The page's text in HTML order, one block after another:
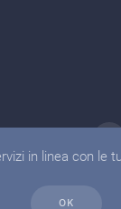
in linea con le
OK